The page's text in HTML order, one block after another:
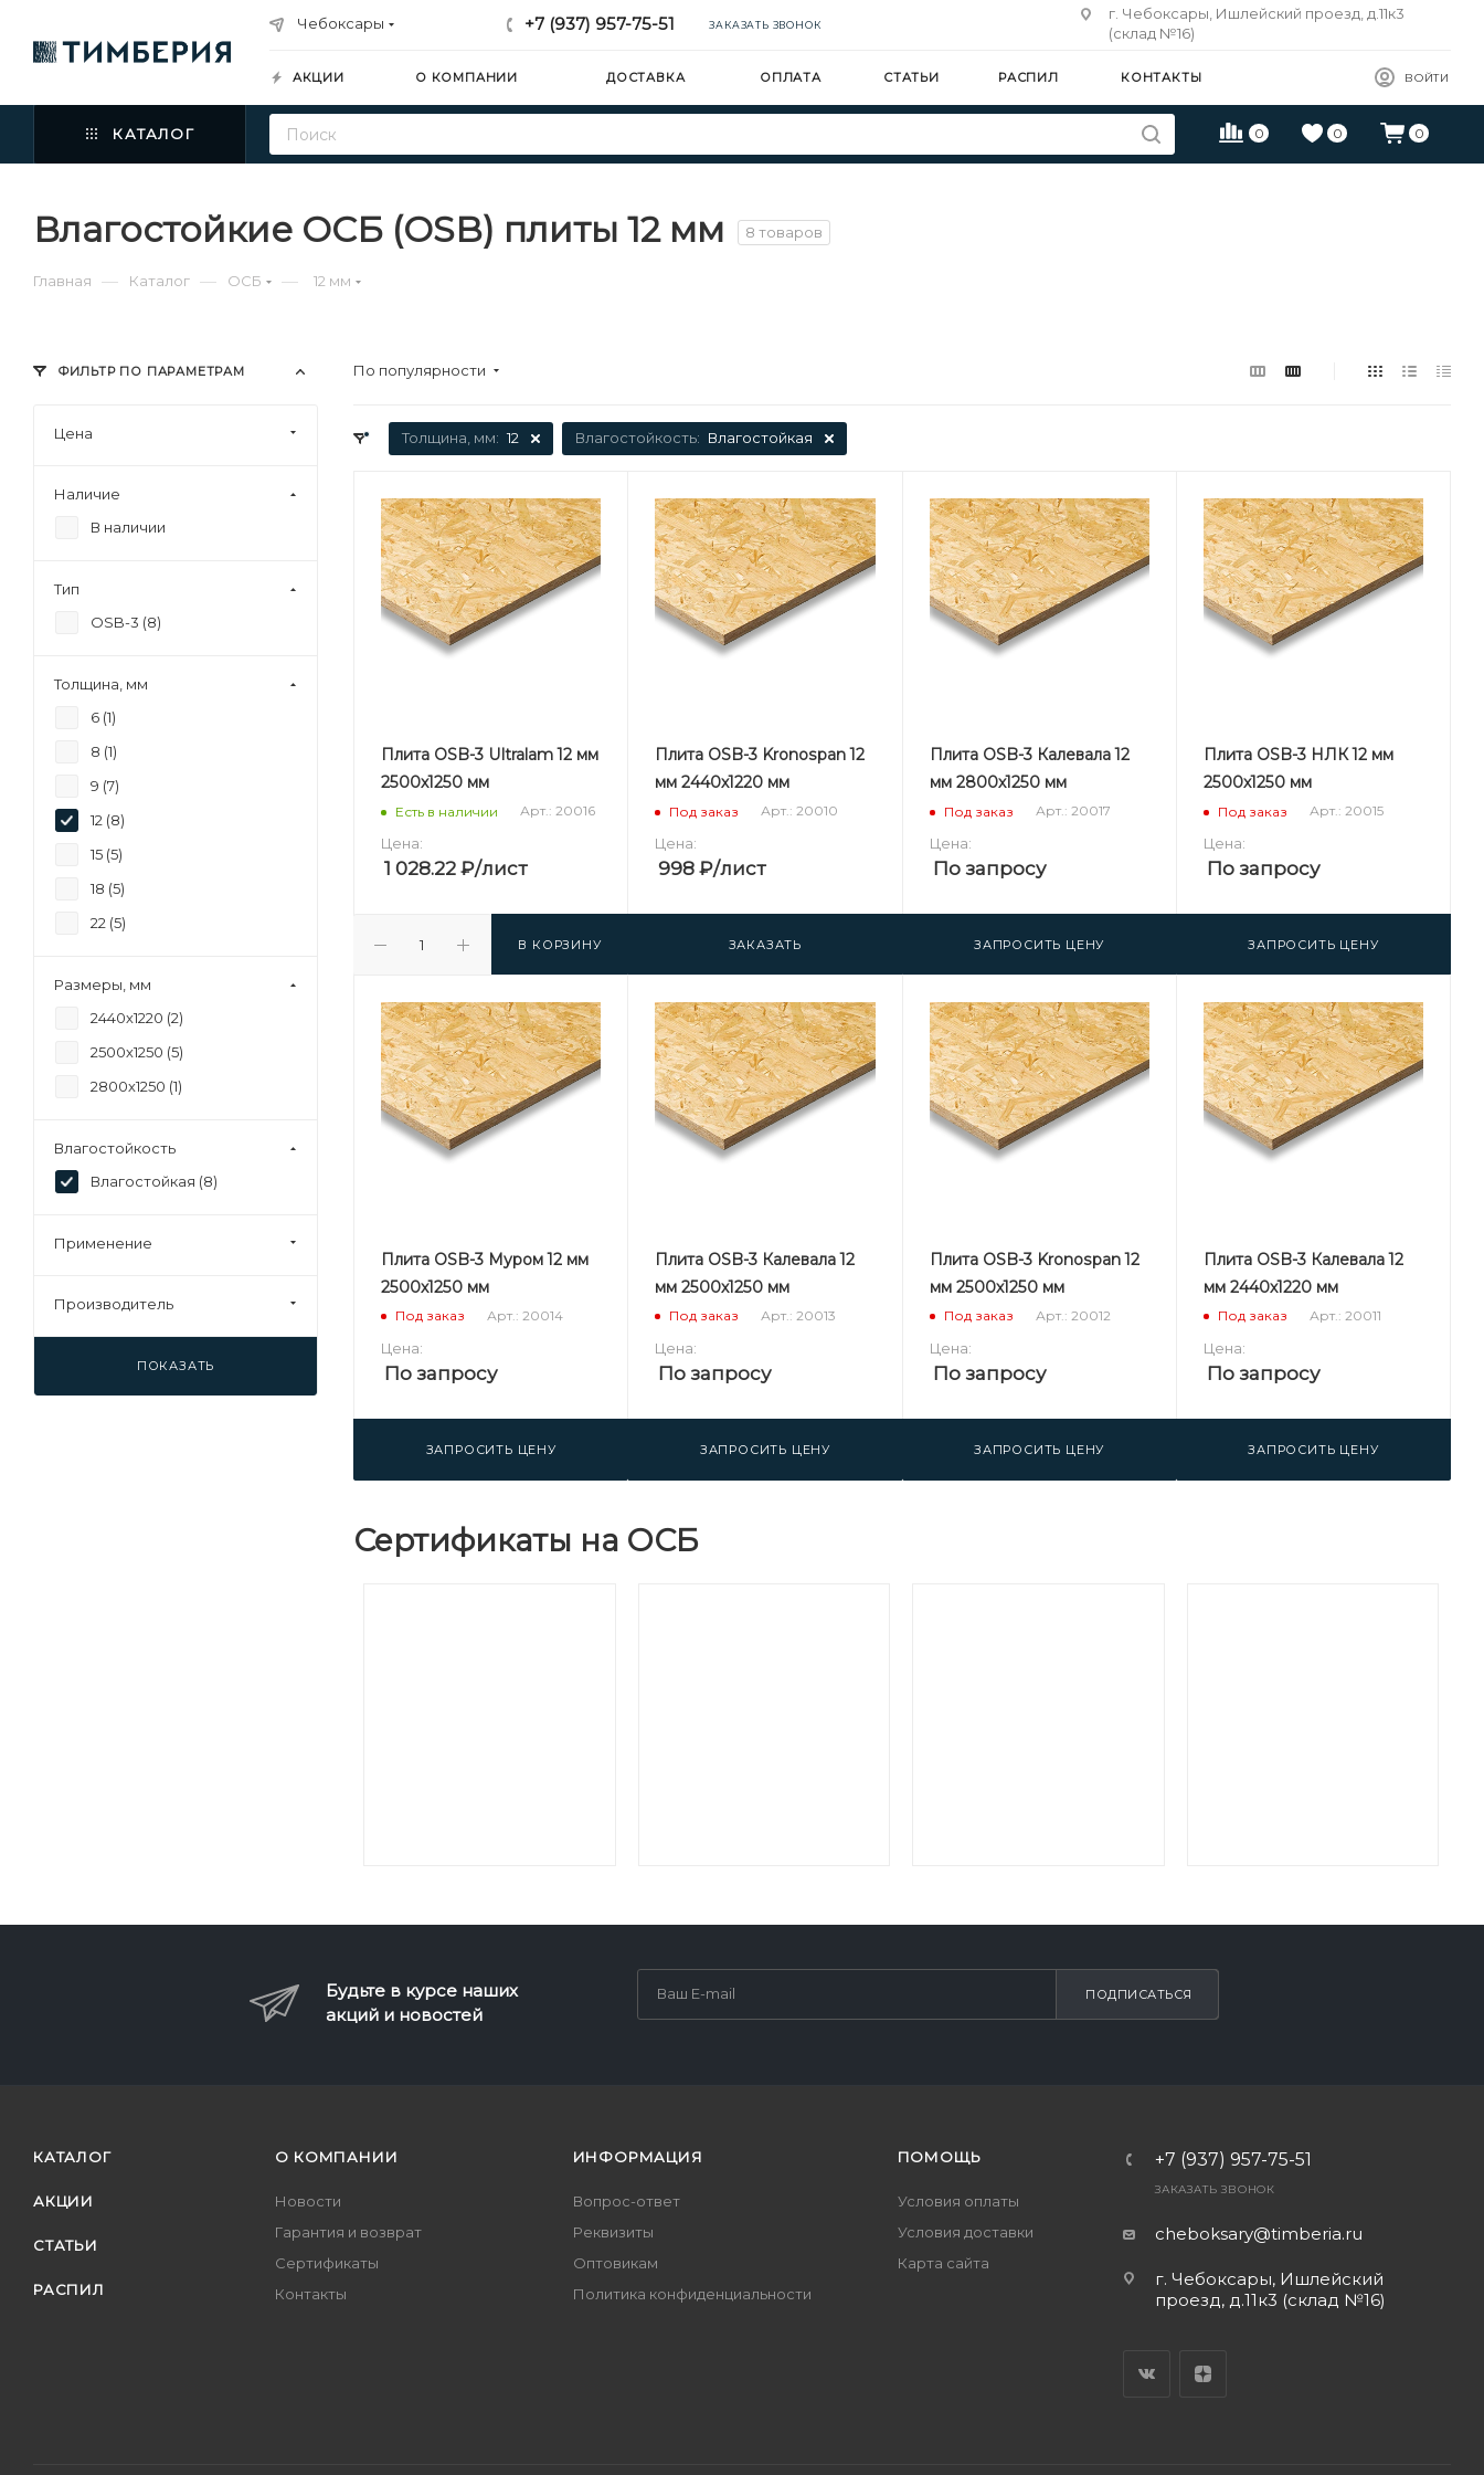
Чебоксары +7 (937) 957-75-51 ЗАКАЗАТЬ ЗВОНОК
г. Чебоксары, Ишлейский проезд, д.11к3
(склад №16)
ВОЙТИ
АКЦИИ О КОМПАНИИ ДОСТАВКА ОПЛАТА СТАТЬИ РАСПИЛ КОНТАКТЫ
0 0 0
КАТАЛОГ
Влагостойкие ОСБ (OSB) плиты 12 мм 8 товаров
Главная — Каталог — ОСБ — 12 мм
По популярности
Толщина, мм: 12 Влагостойкость: Влагостойкая
Плита OSB-3 Ultralam 12 мм
2500х1250 мм
Есть в наличии Арт.: 20016
Цена:
1 028.22 ₽/лист
В КОРЗИНУ
Плита OSB-3 Kronospan 12
мм 2440х1220 мм
Под заказ Арт.: 20010
Цена:
998 ₽/лист
ЗАКАЗАТЬ
Плита OSB-3 Калевала 12
мм 2800х1250 мм
Под заказ Арт.: 20017
Цена:
По запросу
ЗАПРОСИТЬ ЦЕНУ
Плита OSB-3 НЛК 12 мм
2500х1250 мм
Под заказ Арт.: 20015
Цена:
По запросу
ЗАПРОСИТЬ ЦЕНУ
Плита OSB-3 Муром 12 мм
2500х1250 мм
Под заказ Арт.: 20014
Цена:
По запросу
ЗАПРОСИТЬ ЦЕНУ
Плита OSB-3 Калевала 12
мм 2500х1250 мм
Под заказ Арт.: 20013
Цена:
По запросу
ЗАПРОСИТЬ ЦЕНУ
Плита OSB-3 Kronospan 12
мм 2500х1250 мм
Под заказ Арт.: 20012
Цена:
По запросу
ЗАПРОСИТЬ ЦЕНУ
Плита OSB-3 Калевала 12
мм 2440х1220 мм
Под заказ Арт.: 20011
Цена:
По запросу
ЗАПРОСИТЬ ЦЕНУ
Сертификаты на ОСБ
ФИЛЬТР ПО ПАРАМЕТРАМ
Цена
Наличие
В наличии
Тип
OSB-3 (8)
Толщина, мм
6 (1)
8 (1)
9 (7)
12 (8)
15 (5)
18 (5)
22 (5)
Размеры, мм
2440х1220 (2)
2500х1250 (5)
2800х1250 (1)
Влагостойкость
Влагостойкая (8)
Применение
Производитель
ПОКАЗАТЬ
Будьте в курсе наших
акций и новостей
ПОДПИСАТЬСЯ
КАТАЛОГ
АКЦИИ
СТАТЬИ
РАСПИЛ
О КОМПАНИИ
Новости
Гарантия и возврат
Сертификаты
Контакты
ИНФОРМАЦИЯ
Вопрос-ответ
Реквизиты
Оптовикам
Политика конфиденциальности
ПОМОЩЬ
Условия оплаты
Условия доставки
Карта сайта
+7 (937) 957-75-51
ЗАКАЗАТЬ ЗВОНОК
cheboksary@timberia.ru
г. Чебоксары, Ишлейский
проезд, д.11к3 (склад №16)